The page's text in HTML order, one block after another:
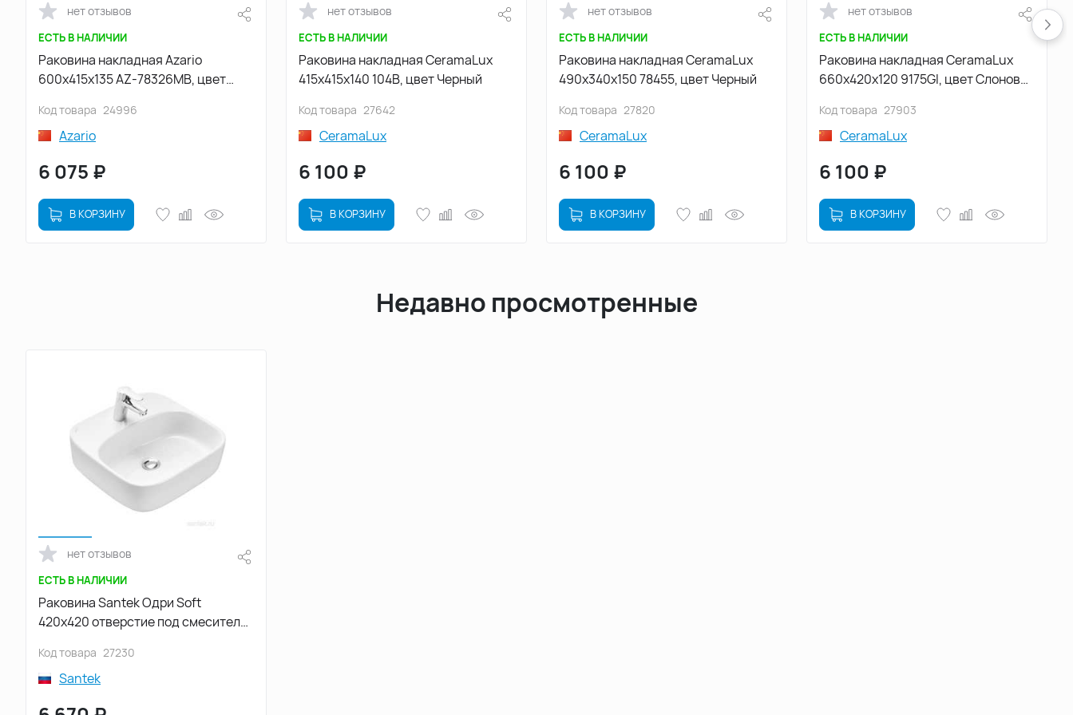
нет отзывов
ЕСТЬ В НАЛИЧИИ
Раковина накладная Azario
600х415х135 AZ-78326MB, цвет
Код товара 24996
Azario
6 075 ₽
В КОРЗИНУ
нет отзывов
ЕСТЬ В НАЛИЧИИ
Раковина накладная CeramaLux
415х415х140 104B, цвет Черный
Код товара 27642
CeramaLux
6 100 ₽
В КОРЗИНУ
нет отзывов
ЕСТЬ В НАЛИЧИИ
Раковина накладная CeramaLux
490х340х150 78455, цвет Черный
Код товара 27820
CeramaLux
6 100 ₽
В КОРЗИНУ
нет отзывов
ЕСТЬ В НАЛИЧИИ
Раковина накладная CeramaLux
660х420х120 9175GI, цвет Слоновая
Код товара 27903
CeramaLux
6 100 ₽
В КОРЗИНУ
Недавно просмотренные
нет отзывов
ЕСТЬ В НАЛИЧИИ
Раковина Santek Одри Soft
420х420 отверстие под смеситель
Код товара 27230
Santek